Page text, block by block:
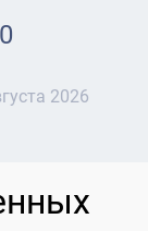
2026